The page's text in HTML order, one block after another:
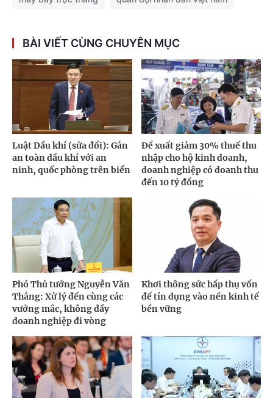
BÀI VIẾT CÙNG CHUYÊN MỤC
Luật Dầu khí (sửa đổi): Gắn
an toàn dầu khí với an
ninh, quốc phòng trên biển
Đề xuất giảm 30% thuế thu
nhập cho hộ kinh doanh,
doanh nghiệp có doanh thu
đến 10 tỷ đồng
Phó Thủ tướng Nguyễn Văn
Thắng: Xử lý đến cùng các
vướng mắc, không đẩy
doanh nghiệp đi vòng
Khơi thông sức hấp thụ vốn
để tín dụng vào nền kinh tế
bền vững